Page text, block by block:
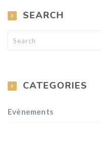
SEARCH
CATEGORIES
Evènements